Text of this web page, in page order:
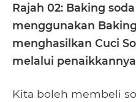
Rajah 02: Baking
menggunakan
menghasilkan Cuci
melalui penaikkannya
Kita boleh membeli